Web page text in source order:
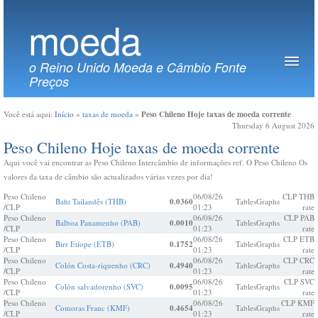
moeda
o Reino Unido Moeda e Câmbio Fonte
Preços
Você está aqui: Início » taxas de moeda » Peso Chileno Hoje taxas de moeda corrente
Thursday 6 August 2026
Peso Chileno Hoje taxas de moeda corrente
Aqui você vai encontrar as Peso Chileno Intercâmbio de informações ref. O Peso Chileno Os
valores da taxa de câmbio são actualizados várias vezes por dia!
Peso Chileno
/CLP
Baht Tailandês (THB) 0.036006/08/26
01:23
TablesGraphs CLP THB
rate
Peso Chileno
/CLP
Balboa Panamenho (PAB) 0.001006/08/26
01:23
TablesGraphs CLP PAB
rate
Peso Chileno
/CLP
Birr Etíope (ETB) 0.175206/08/26
01:23
TablesGraphs CLP ETB
rate
Peso Chileno
/CLP
Colón Costa-riquenho (CRC) 0.494006/08/26
01:23
TablesGraphs CLP CRC
rate
Peso Chileno
/CLP
Colón salvadorenho (SVC) 0.009506/08/26
01:23
TablesGraphs CLP SVC
rate
Peso Chileno
/CLP
Comoras Franc (KMF) 0.465406/08/26
01:23
TablesGraphsCLP KMF
rate